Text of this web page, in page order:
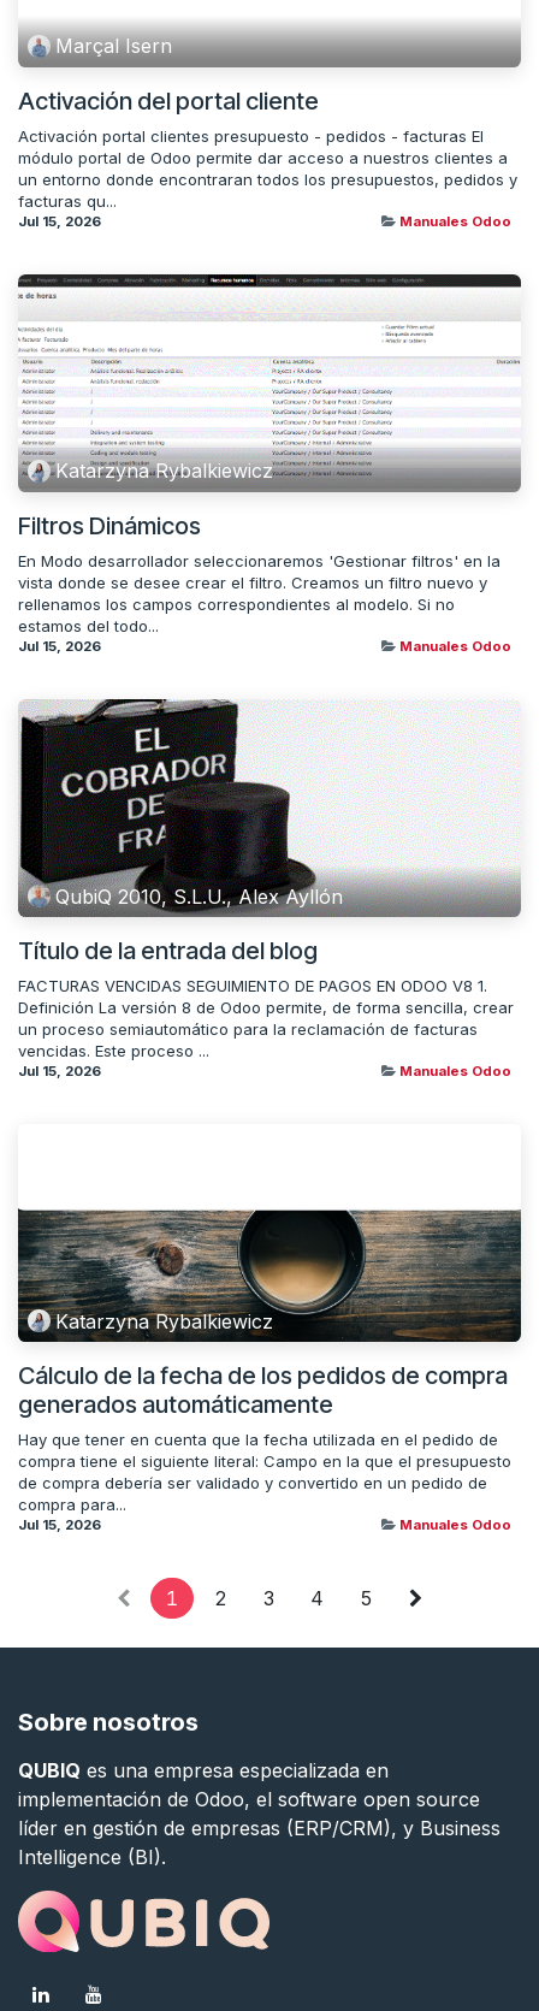
Marçal Isern
Activación del portal cliente
Activación portal clientes presupuesto - pedidos - facturas El
módulo portal de Odoo permite dar acceso a nuestros clientes a
un entorno donde encontraran todos los presupuestos, pedidos y
facturas qu...
Jul 15, 2026 Manuales Odoo
Katarzyna Rybalkiewicz
Filtros Dinámicos
En Modo desarrollador seleccionaremos 'Gestionar filtros' en la
vista donde se desee crear el filtro. Creamos un filtro nuevo y
rellenamos los campos correspondientes al modelo. Si no
estamos del todo...
Jul 15, 2026 Manuales Odoo
QubiQ 2010, S.L.U., Alex Ayllón
Título de la entrada del blog
FACTURAS VENCIDAS SEGUIMIENTO DE PAGOS EN ODOO V8 1.
Definición La versión 8 de Odoo permite, de forma sencilla, crear
un proceso semiautomático para la reclamación de facturas
vencidas. Este proceso ...
Jul 15, 2026 Manuales Odoo
Katarzyna Rybalkiewicz
Cálculo de la fecha de los pedidos de compra
generados automáticamente
Hay que tener en cuenta que la fecha utilizada en el pedido de
compra tiene el siguiente literal: Campo en la que el presupuesto
de compra debería ser validado y convertido en un pedido de
compra para...
Jul 15, 2026 Manuales Odoo
1 2 3 4 5
Sobre nosotros
QUBIQ es una empresa especializada en
implementación de Odoo, el software open source
líder en gestión de empresas (ERP/CRM), y Business
Intelligence (BI).